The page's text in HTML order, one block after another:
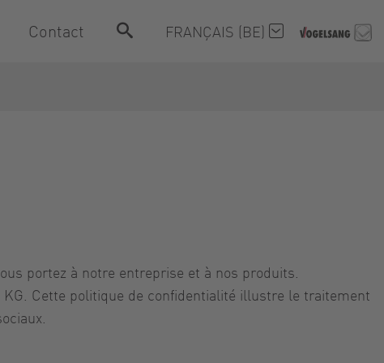
Contact FRANÇAIS (BE)
portez à notre entreprise et à nos produits.
Cette politique de confidentialité illustre le traitement